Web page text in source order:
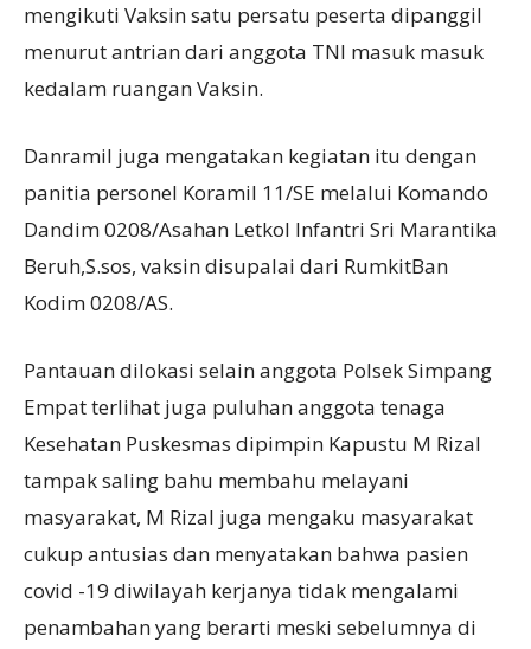
mengikuti Vaksin satu persatu peserta dipanggil
menurut antrian dari anggota TNI masuk masuk
kedalam ruangan Vaksin.
Danramil juga mengatakan kegiatan itu dengan
panitia personel Koramil 11/SE melalui Komando
Dandim 0208/Asahan Letkol Infantri Sri Marantika
Beruh,S.sos, vaksin disupalai dari RumkitBan
Kodim 0208/AS.
Pantauan dilokasi selain anggota Polsek Simpang
Empat terlihat juga puluhan anggota tenaga
Kesehatan Puskesmas dipimpin Kapustu M Rizal
tampak saling bahu membahu melayani
masyarakat, M Rizal juga mengaku masyarakat
cukup antusias dan menyatakan bahwa pasien
covid -19 diwilayah kerjanya tidak mengalami
penambahan yang berarti meski sebelumnya di